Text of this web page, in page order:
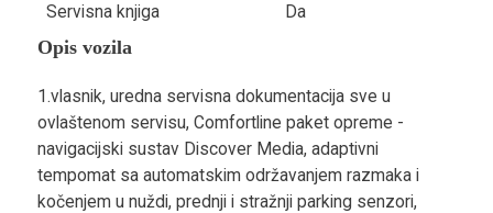
Servisna knjiga Da
Opis vozila
1.vlasnik, uredna servisna dokumentacija sve u
ovlaštenom servisu, Comfortline paket opreme -
navigacijski sustav Discover Media, adaptivni
tempomat sa automatskim održavanjem razmaka i
kočenjem u nuždi, prednji i stražnji parking senzori,